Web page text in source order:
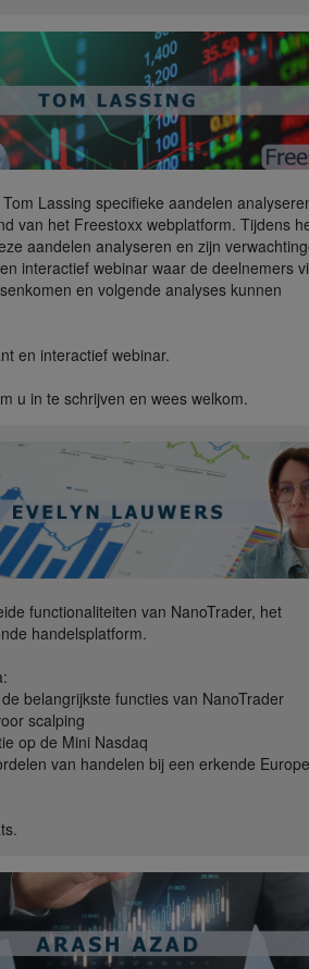
Lassing specifieke aandelen
van het Freestoxx webplatform. Tijdens
aandelen analyseren en zijn
interactief webinar waar de deelnemers
en volgende analyses kunnen
en interactief webinar.
u in te schrijven en wees welkom.
functionaliteiten van NanoTrader, het
handelsplatform.
belangrijkste functies van NanoTrader
scalping
op de Mini Nasdaq
van handelen bij een erkende